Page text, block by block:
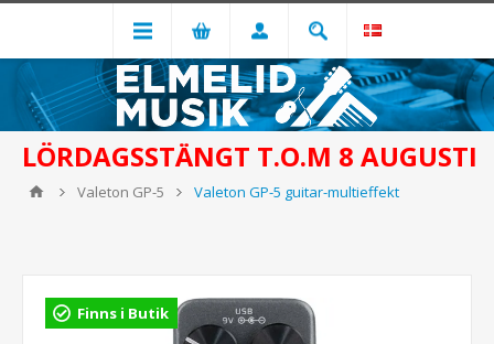
LÖRDAGSSTÄNGT T.O.M 8 AUGUSTI
Valeton GP-5 Valeton GP-5 guitar-multieffekt
Finns i Butik